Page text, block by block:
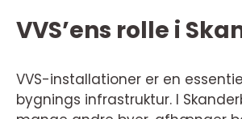
VVS’ens rolle i
VVS-installationer er en
bygnings infrastruktur. I